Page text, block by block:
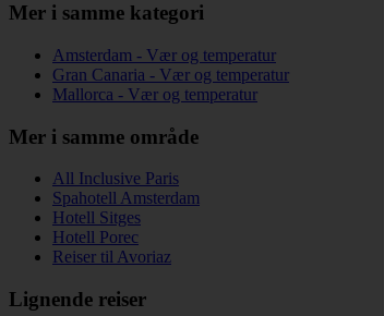
Mer i samme kategori
Amsterdam - Vær og temperatur
Gran Canaria - Vær og temperatur
Mallorca - Vær og temperatur
Mer i samme område
All Inclusive Paris
Spahotell Amsterdam
Hotell Sitges
Hotell Porec
Reiser til Avoriaz
Lignende reiser